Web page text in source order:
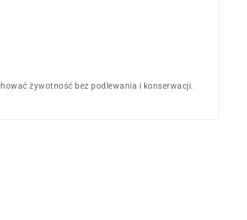
żywotność bez podlewania i konserwacji.